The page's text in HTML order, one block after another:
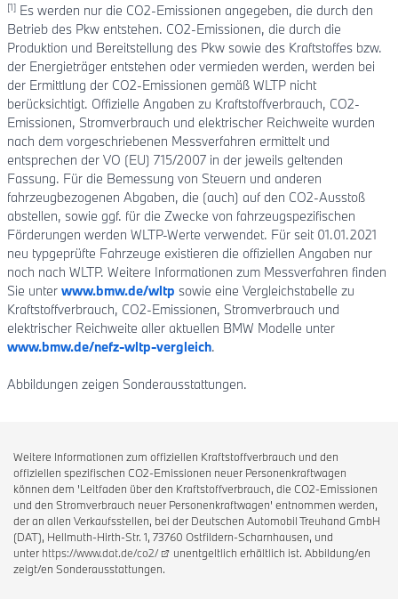
[1] Es werden nur die CO2-Emissionen angegeben, die durch den
Betrieb des Pkw entstehen. CO2-Emissionen, die durch die
Produktion und Bereitstellung des Pkw sowie des Kraftstoffes bzw.
der Energieträger entstehen oder vermieden werden, werden bei
der Ermittlung der CO2-Emissionen gemäß WLTP nicht
berücksichtigt. Offizielle Angaben zu Kraftstoffverbrauch, CO2-
Emissionen, Stromverbrauch und elektrischer Reichweite wurden
nach dem vorgeschriebenen Messverfahren ermittelt und
entsprechen der VO (EU) 715/2007 in der jeweils geltenden
Fassung. Für die Bemessung von Steuern und anderen
fahrzeugbezogenen Abgaben, die (auch) auf den CO2-Ausstoß
abstellen, sowie ggf. für die Zwecke von fahrzeugspezifischen
Förderungen werden WLTP-Werte verwendet. Für seit 01.01.2021
neu typgeprüfte Fahrzeuge existieren die offiziellen Angaben nur
noch nach WLTP. Weitere Informationen zum Messverfahren finden
Sie unter www.bmw.de/wltp sowie eine Vergleichstabelle zu
Kraftstoffverbrauch, CO2-Emissionen, Stromverbrauch und
elektrischer Reichweite aller aktuellen BMW Modelle unter
www.bmw.de/nefz-wltp-vergleich.
Abbildungen zeigen Sonderausstattungen.
Weitere Informationen zum offiziellen Kraftstoffverbrauch und den
offiziellen spezifischen CO2-Emissionen neuer Personenkraftwagen
können dem 'Leitfaden über den Kraftstoffverbrauch, die CO2-Emissionen
und den Stromverbrauch neuer Personenkraftwagen' entnommen werden,
der an allen Verkaufsstellen, bei der Deutschen Automobil Treuhand GmbH
(DAT), Hellmuth-Hirth-Str. 1, 73760 Ostfildern-Scharnhausen, und
unter https://www.dat.de/co2/
unentgeltlich erhältlich ist. Abbildung/en
zeigt/en Sonderausstattungen.